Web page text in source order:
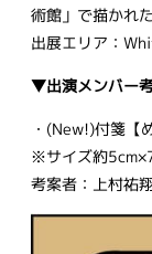
術館」で描かれ
出展エリア：
▼出演メンバー
・(New!)付箋
※サイズ約
考案者：上村祐